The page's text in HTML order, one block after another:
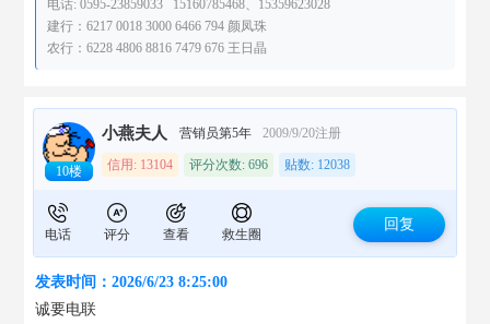
电话: 0595-23859033 15160785468、15359623028
建行：6217 0018 3000 6466 794 颜凤珠
农行：6228 4806 8816 7479 676 王日晶
10楼
小燕夫人 营销员第5年 2009/9/20注册
信用: 13104 评分次数: 696 贴数: 12038
电话 评分 查看 救生圈
回复
发表时间：2026/6/23 8:25:00
诚要电联